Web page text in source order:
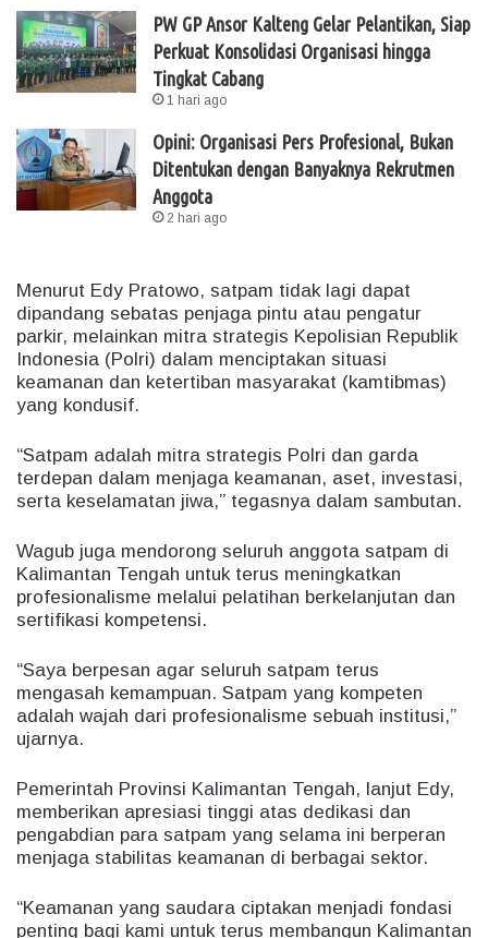
PW GP Ansor Kalteng Gelar Pelantikan, Siap
Perkuat Konsolidasi Organisasi hingga
Tingkat Cabang
1 hari ago
Opini: Organisasi Pers Profesional, Bukan
Ditentukan dengan Banyaknya Rekrutmen
Anggota
2 hari ago
Menurut Edy Pratowo, satpam tidak lagi dapat
dipandang sebatas penjaga pintu atau pengatur
parkir, melainkan mitra strategis Kepolisian Republik
Indonesia (Polri) dalam menciptakan situasi
keamanan dan ketertiban masyarakat (kamtibmas)
yang kondusif.
“Satpam adalah mitra strategis Polri dan garda
terdepan dalam menjaga keamanan, aset, investasi,
serta keselamatan jiwa,” tegasnya dalam sambutan.
Wagub juga mendorong seluruh anggota satpam di
Kalimantan Tengah untuk terus meningkatkan
profesionalisme melalui pelatihan berkelanjutan dan
sertifikasi kompetensi.
“Saya berpesan agar seluruh satpam terus
mengasah kemampuan. Satpam yang kompeten
adalah wajah dari profesionalisme sebuah institusi,”
ujarnya.
Pemerintah Provinsi Kalimantan Tengah, lanjut Edy,
memberikan apresiasi tinggi atas dedikasi dan
pengabdian para satpam yang selama ini berperan
menjaga stabilitas keamanan di berbagai sektor.
“Keamanan yang saudara ciptakan menjadi fondasi
penting bagi kami untuk terus membangun Kalimantan